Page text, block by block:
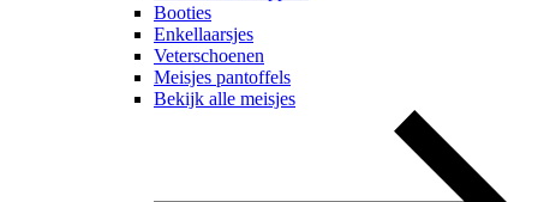
Booties
Enkellaarsjes
Veterschoenen
Meisjes pantoffels
Bekijk alle meisjes